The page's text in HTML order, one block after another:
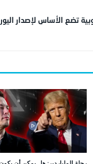
تضع الأساس لإصدار